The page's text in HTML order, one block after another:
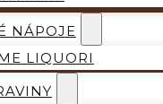
NÁPOJE
LIQUORI